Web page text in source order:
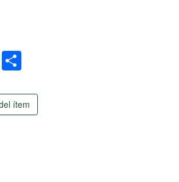
WhatsApp
ítem